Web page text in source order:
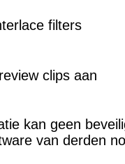
filters
clips aan
kan geen
van derden